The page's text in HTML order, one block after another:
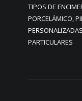
TIPOS DE
PORCELÁMICO,
PARTICULARES